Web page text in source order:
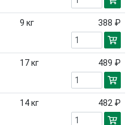
9 кг 388 ₽
17кг 489 ₽
14кг 482 ₽